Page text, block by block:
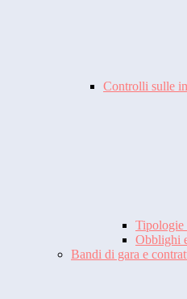
Controlli sulle
Obblighi
Bandi di gara e